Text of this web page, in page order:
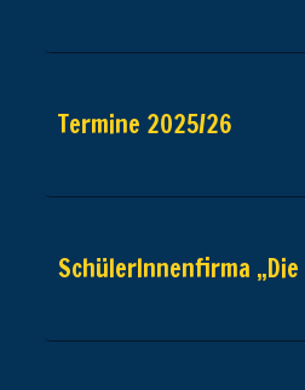
Termine 2025/26
SchülerInnenfirma „Die